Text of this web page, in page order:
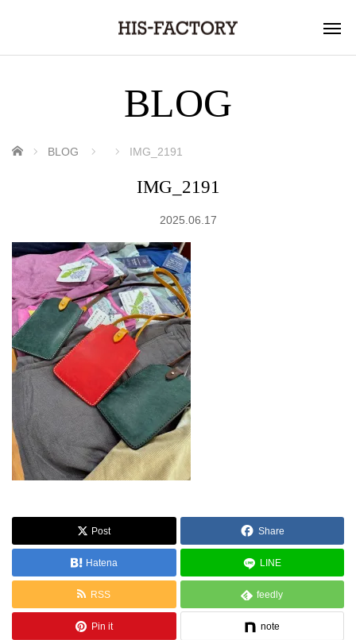
BLOG
ホーム BLOG IMG_2191
IMG_2191
2025.06.17
Post Share
Hatena LINE
RSS feedly
Pin it note